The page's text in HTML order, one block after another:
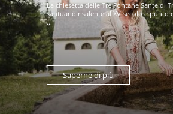
La chiesetta delle Tre Fontane Sante di
santuario risalente al XV secolo e punto
...
Saperne di più